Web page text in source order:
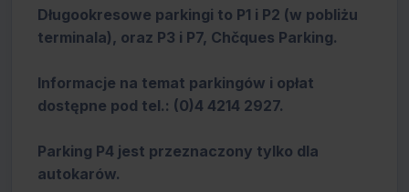
Długookresowe parkingi to P1 i P2 (w pobliżu
terminala), oraz P3 i P7, Chčques Parking.
Informacje na temat parkingów i opłat
dostępne pod tel.: (0)4 4214 2927.
Parking P4 jest przeznaczony tylko dla
autokarów.